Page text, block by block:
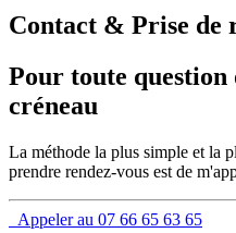
Contact & Prise de
Pour toute
créneau
La méthode la plus simple et la
prendre rendez-vous est de
Appeler au 07 66 65 63 65